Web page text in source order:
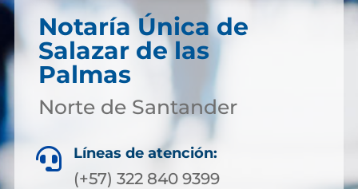
Notaría Única de
Salazar de las
Palmas
Norte de Santander
 Líneas de atención:
(+57) 322 840 9399